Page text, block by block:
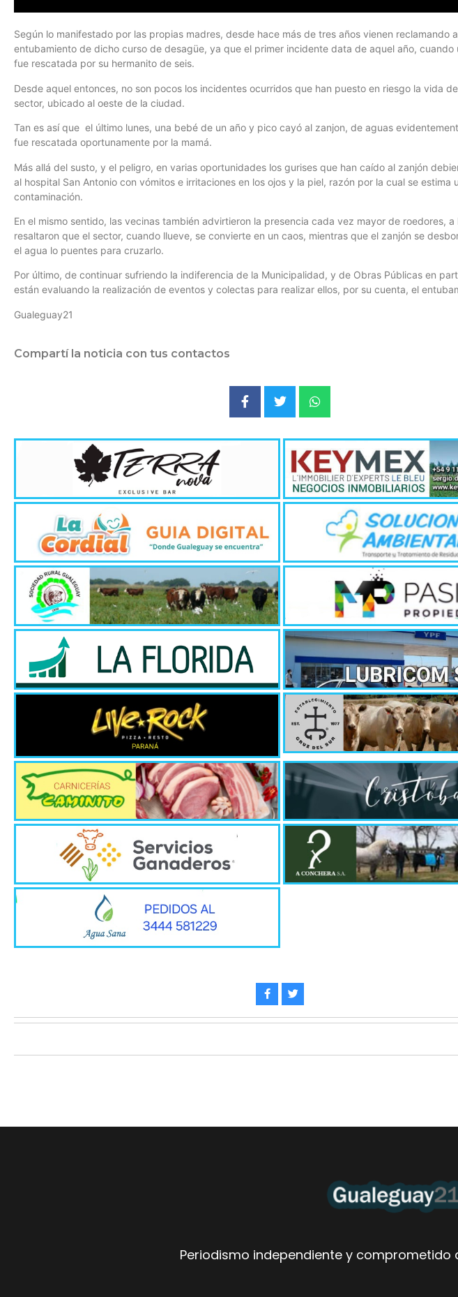
Según lo manifestado por las propias madres, desde hace más de tres años vienen reclamando
entubamiento de dicho curso de desagüe, ya que el primer incidente data de aquel año, cuando
fue rescatada por su hermanito de seis.
Desde aquel entonces, no son pocos los incidentes ocurridos que han puesto en riesgo la vida
sector, ubicado al oeste de la ciudad.
Tan es así que el último lunes, una bebé de un año y pico cayó al zanjon, de aguas
fue rescatada oportunamente por la mamá.
Más allá del susto, y el peligro, en varias oportunidades los gurises que han caído al zanjón
al hospital San Antonio con vómitos e irritaciones en los ojos y la piel, razón por la cual se estima
contaminación.
En el mismo sentido, las vecinas también advirtieron la presencia cada vez mayor de roedores,
resaltaron que el sector, cuando llueve, se convierte en un caos, mientras que el zanjón se
el agua lo puentes para cruzarlo.
Por último, de continuar sufriendo la indiferencia de la Municipalidad, y de Obras Públicas en
están evaluando la realización de eventos y colectas para realizar ellos, por su cuenta, el
Gualeguay21
Compartí la noticia con tus contactos
Periodismo independiente y comprometido